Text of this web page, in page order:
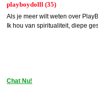
playboydolll (35)
Als je meer wilt weten over
Ik hou van spiritualiteit, diepe
Chat Nu!